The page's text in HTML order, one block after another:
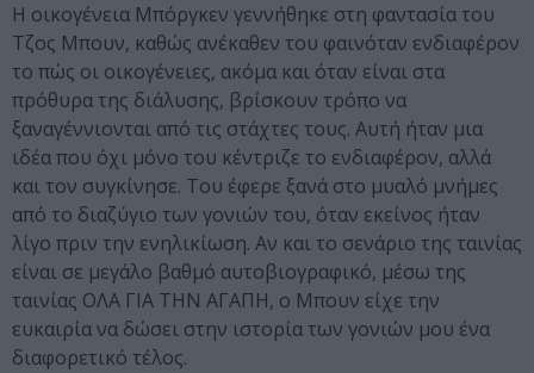
Η οικογένεια Μπόργκεν γεννήθηκε στη φαντασία του
Τζος Μπουν, καθώς ανέκαθεν του φαινόταν ενδιαφέρον
το πώς οι οικογένειες, ακόμα και όταν είναι στα
πρόθυρα της διάλυσης, βρίσκουν τρόπο να
ξαναγέννιονται από τις στάχτες τους. Αυτή ήταν μια
ιδέα που όχι μόνο του κέντριζε το ενδιαφέρον, αλλά
και τον συγκίνησε. Του έφερε ξανά στο μυαλό μνήμες
από το διαζύγιο των γονιών του, όταν εκείνος ήταν
λίγο πριν την ενηλικίωση. Αν και το σενάριο της ταινίας
είναι σε μεγάλο βαθμό αυτοβιογραφικό, μέσω της
ταινίας ΟΛΑ ΓΙΑ ΤΗΝ ΑΓΑΠΗ, ο Μπουν είχε την
ευκαιρία να δώσει στην ιστορία των γονιών μου ένα
διαφορετικό τέλος.